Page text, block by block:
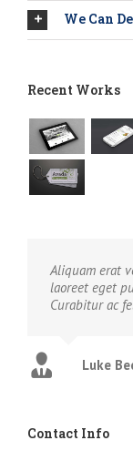
We Can
Recent Works
Aliquam erat
laoreet eget
Curabitur ac
Luke
Contact Info